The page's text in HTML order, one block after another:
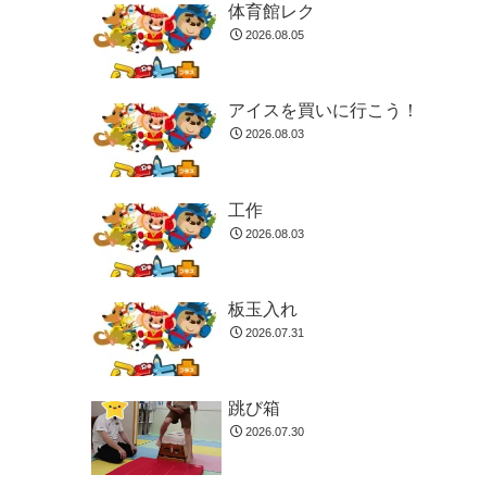
体育館レク
2026.08.05
アイスを買いに行こう！
2026.08.03
工作
2026.08.03
板玉入れ
2026.07.31
跳び箱
2026.07.30